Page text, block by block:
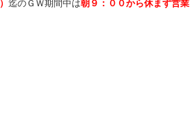
迄のＧＷ期間中は朝９：００から休まず営業